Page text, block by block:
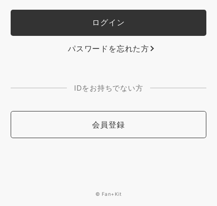
パスワードを忘れた方
IDをお持ちでない方
会員登録
© Fan+Kit